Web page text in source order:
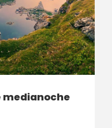
medianoche